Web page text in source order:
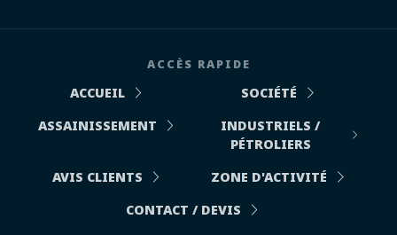
ACCÈS RAPIDE
ACCUEIL
SOCIÉTÉ
ASSAINISSEMENT
INDUSTRIELS /
PÉTROLIERS
AVIS CLIENTS
ZONE D'ACTIVITÉ
CONTACT / DEVIS